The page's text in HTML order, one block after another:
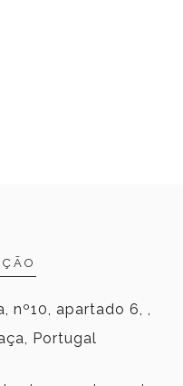
nº10, apartado 6, ,
Portugal